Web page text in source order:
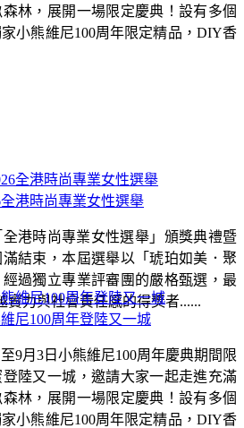
林，展開一場限定慶典！設有多個
小熊維尼100周年限定精品，DIY香
全港時尚專業女性選舉
全港時尚專業女性選舉」頒獎典禮暨
結束，本屆選舉以「琥珀如美．聚
過獨立專業評審團的嚴格甄選，最
實力與社會責任感的得獎者......
尼100周年登陸又一城
9月3日小熊維尼100周年慶典期間限
陸又一城，邀請大家一起走進充滿
林，展開一場限定慶典！設有多個
小熊維尼100周年限定精品，DIY香